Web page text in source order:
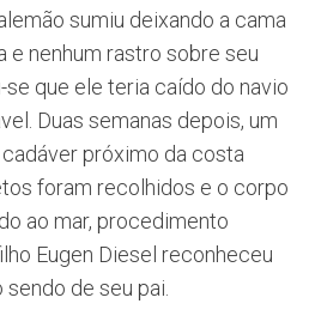
sumiu deixando a cama
e nenhum rastro sobre seu
que ele teria caído do navio
Duas semanas depois, um
próximo da costa
foram recolhidos e o corpo
ao mar, procedimento
Eugen Diesel reconheceu
de seu pai.